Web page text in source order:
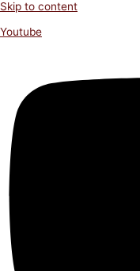
Skip to content
Youtube